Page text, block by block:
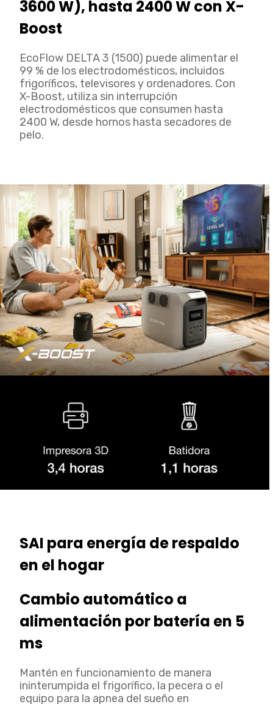
3600 W), hasta 2400 W con X-
Boost
EcoFlow DELTA 3 (1500) puede alimentar el
99 % de los electrodomésticos, incluidos
frigoríficos, televisores y ordenadores. Con
X-Boost, utiliza sin interrupción
electrodomésticos que consumen hasta
2400 W, desde hornos hasta secadores de
pelo.
SAI para energía de respaldo
en el hogar
Cambio automático a
alimentación por batería en 5
ms
Mantén en funcionamiento de manera
ininterumpida el frigorífico, la pecera o el
equipo para la apnea del sueño en